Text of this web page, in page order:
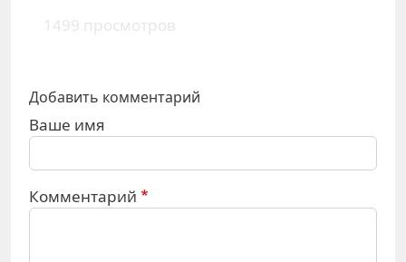
1499 просмотров
Добавить комментарий
Ваше имя
Комментарий